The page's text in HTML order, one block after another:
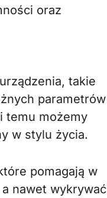
oraz
takie
parametrów
temu możemy
w stylu życia.
pomagają w
nawet wykrywać